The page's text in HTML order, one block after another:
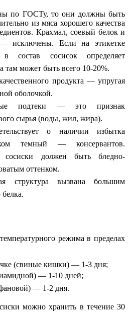
по ГОСТу, то они должны быть
из мяса хорошего качества
Крахмал, соевый белок и
исключены. Если на этикетке
сосисок определяет
там может быть всего 10-20%.
продукта — упругая
оболочкой.
подтеки — это признак
сырья (воды, жил, жира).
о наличии избытка
темный — консервантов.
сосиски должен быть бледно-
оттенком.
структура вызвана большим
белка.
режима в пределах
(свиные кишки) — 1-3 дня;
— 1-10 дней;
— 1-2 дня.
можно хранить в течение 30